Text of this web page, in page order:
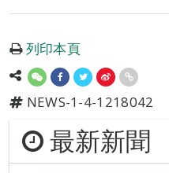
列印本頁
NEWS-1-4-1218042
最新新聞